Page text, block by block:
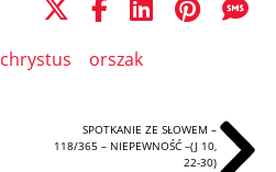
chrystus orszak
SPOTKANIE ZE SŁOWEM –
118/365 – NIEPEWNOŚĆ –(J 10,
22-30)